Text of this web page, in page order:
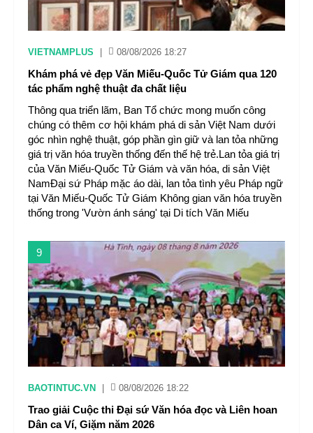
VIETNAMPLUS 08/08/2026 18:27
Khám phá vẻ đẹp Văn Miếu-Quốc Tử Giám qua 120
tác phẩm nghệ thuật đa chất liệu
Thông qua triển lãm, Ban Tổ chức mong muốn công
chúng có thêm cơ hội khám phá di sản Việt Nam dưới
góc nhìn nghệ thuật, góp phần gìn giữ và lan tỏa những
giá trị văn hóa truyền thống đến thế hệ trẻ.Lan tỏa giá trị
của Văn Miếu-Quốc Tử Giám và văn hóa, di sản Việt
NamĐại sứ Pháp mặc áo dài, lan tỏa tình yêu Pháp ngữ
tại Văn Miếu-Quốc Tử Giám Không gian văn hóa truyền
thống trong 'Vườn ánh sáng' tại Di tích Văn Miếu
9
BAOTINTUC.VN 08/08/2026 18:22
Trao giải Cuộc thi Đại sứ Văn hóa đọc và Liên hoan
Dân ca Ví, Giặm năm 2026